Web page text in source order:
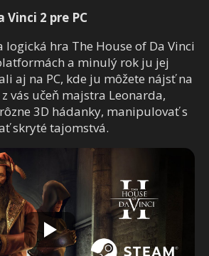
Vinci 2 pre PC
logická hra The House of Da Vinci
a minulý rok ju jej
aj na PC, kde ju môžete nájsť na
vás učeň majstra Leonarda,
3D hádanky, manipulovať s
skryté tajomstvá.